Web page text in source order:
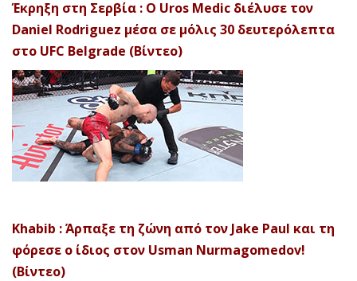
Έκρηξη στη Σερβία : Ο Uros Medic διέλυσε τον
Daniel Rodriguez μέσα σε μόλις 30 δευτερόλεπτα
στο UFC Belgrade (Βίντεο)
Khabib : Άρπαξε τη ζώνη από τον Jake Paul και τη
φόρεσε ο ίδιος στον Usman Nurmagomedov!
(Βίντεο)